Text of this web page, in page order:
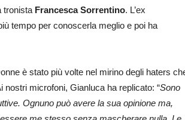
tronista Francesca Sorrentino. L’ex
tempo per conoscerla meglio e poi ha
è stato più volte nel mirino degli haters
nostri microfoni, Gianluca ha replicato: “Sono
Ognuno può avere la sua opinione ma,